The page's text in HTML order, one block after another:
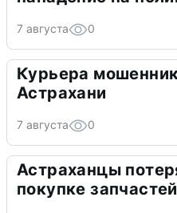
7 августа 0
Курьера
Астрахани
7 августа 0
Астраханцы
покупке